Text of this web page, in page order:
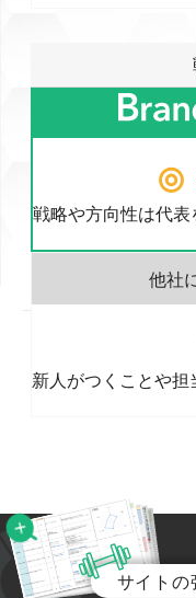
戦略や方向性は代表
新人がつくことや
サイトの